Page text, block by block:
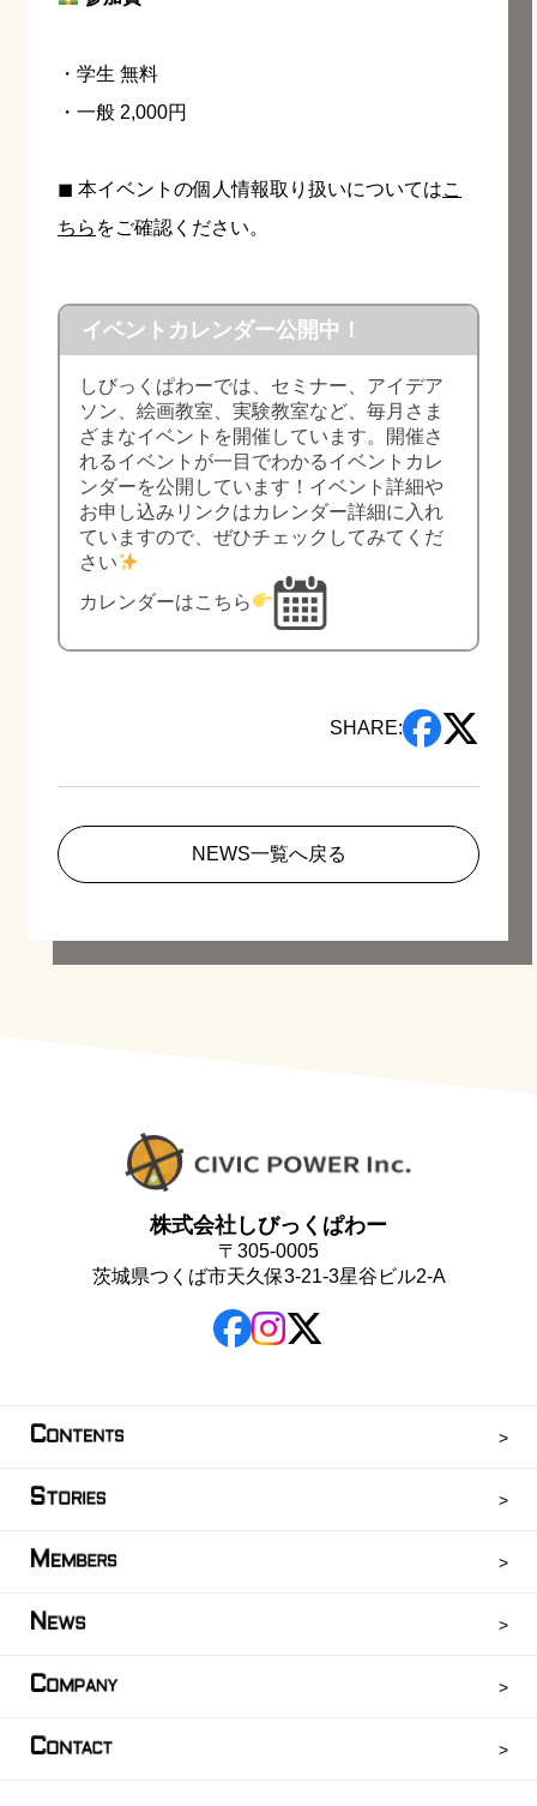
・学生 無料
・一般 2,000円
◼︎ 本イベントの個人情報取り扱いについてはこ
ちら をご確認ください。
イベントカレンダー公開中！
しびっくぱわーでは、セミナー、アイデア
ソン、絵画教室、実験教室など、毎月さま
ざまなイベントを開催しています。開催さ
れるイベントが一目でわかるイベントカレ
ンダーを公開しています！イベント詳細や
お申し込みリンクはカレンダー詳細に入れ
ていますので、ぜひチェックしてみてくだ
さい
カレンダーはこちら
SHARE:
NEWS一覧へ戻る
株式会社しびっくぱわー
〒305-0005
茨城県つくば市天久保3-21-3星谷ビル2-A
CONTENTS
STORIES
MEMBERS
N EWS
COMPANY
CONTACT